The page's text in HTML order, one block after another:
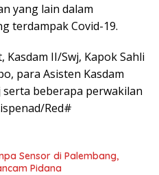
yang lain dalam
terdampak Covid-19.
II/Swj, Kapok Sahli
para Asisten Kasdam
serta beberapa perwakilan
Red#
Sensor di Palembang,
Pidana